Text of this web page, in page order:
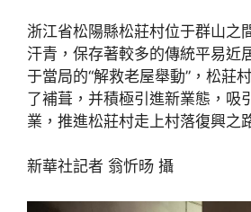
浙江省松陽縣松莊村位于群山之
汗青，保存著較多的傳統平易近
于當局的“解救老屋舉動”，松莊
了補葺，并積極引進新業態，吸
業，推進松莊村走上村落復興之
新華社記者 翁忻旸 攝